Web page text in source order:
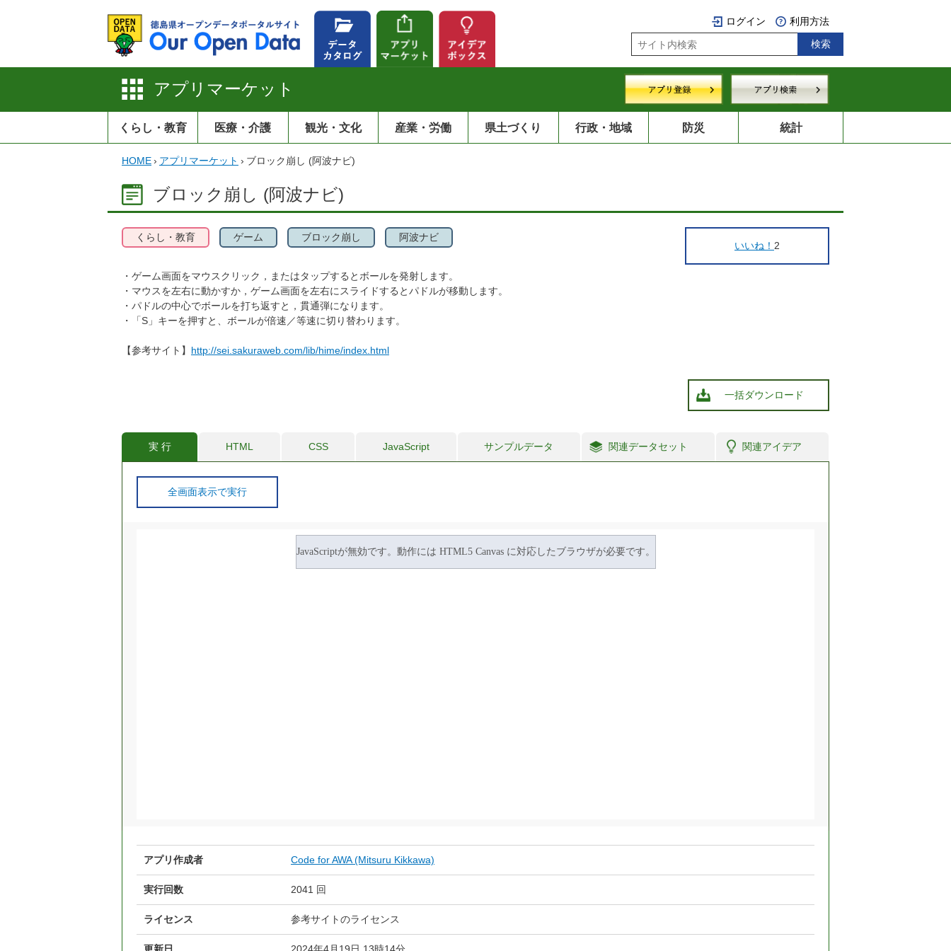
ログイン 利用方法
アプリマーケット
くらし・教育 医療・介護 観光・文化 産業・労働 県土づくり 行政・地域 防災 統計
HOME› アプリマーケット › ブロック崩し (阿波ナビ)
ブロック崩し (阿波ナビ)
いいね！ 2
くらし・教育 ゲーム ブロック崩し 阿波ナビ
・ゲーム画面をマウスクリック，またはタップするとボールを発射します。
・マウスを左右に動かすか，ゲーム画面を左右にスライドするとパドルが移動します。
・パドルの中心でボールを打ち返すと，貫通弾になります。
・「S」キーを押すと、ボールが倍速／等速に切り替わります。
【参考サイト】 http://sei.sakuraweb.com/lib/hime/index.html
一括ダウンロード
実 行 HTML CSS JavaScript サンプルデータ 関連データセット 関連アイデア
全画面表示で実行
アプリ作成者 Code for AWA (Mitsuru Kikkawa)
実行回数 2041 回
ライセンス 参考サイトのライセンス